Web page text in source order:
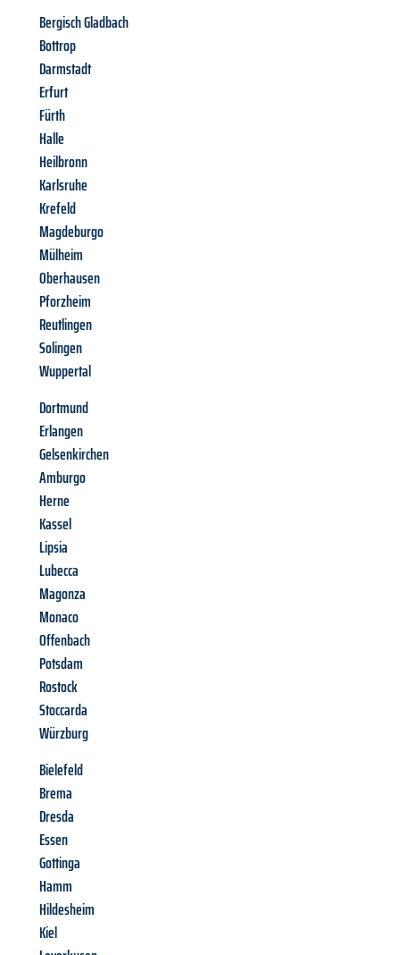
Bergisch Gladbach
Bottrop
Darmstadt
Erfurt
Fürth
Halle
Heilbronn
Karlsruhe
Krefeld
Magdeburgo
Mülheim
Oberhausen
Pforzheim
Reutlingen
Solingen
Wuppertal
Dortmund
Erlangen
Gelsenkirchen
Amburgo
Herne
Kassel
Lipsia
Lubecca
Magonza
Monaco
Offenbach
Potsdam
Rostock
Stoccarda
Würzburg
Bielefeld
Brema
Dresda
Essen
Gottinga
Hamm
Hildesheim
Kiel